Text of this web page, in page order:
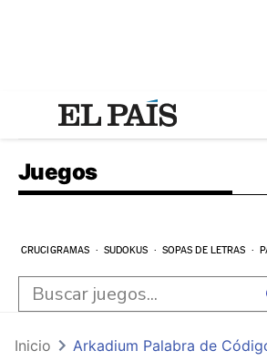
Juegos
CRUCIGRAMAS SUDOKUS SOPAS DE LETRAS
Inicio Arkadium Palabra de